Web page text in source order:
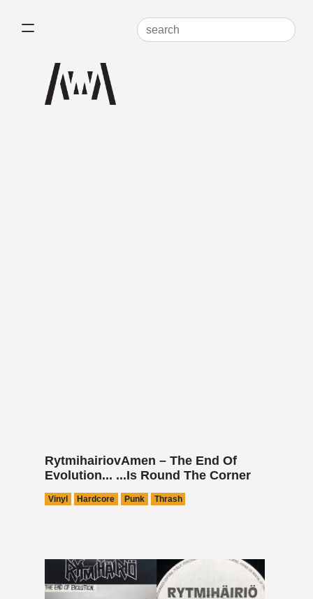
RytmihairiovAmen – The End Of
Evolution... ...Is Round The Corner
Vinyl Hardcore Punk Thrash